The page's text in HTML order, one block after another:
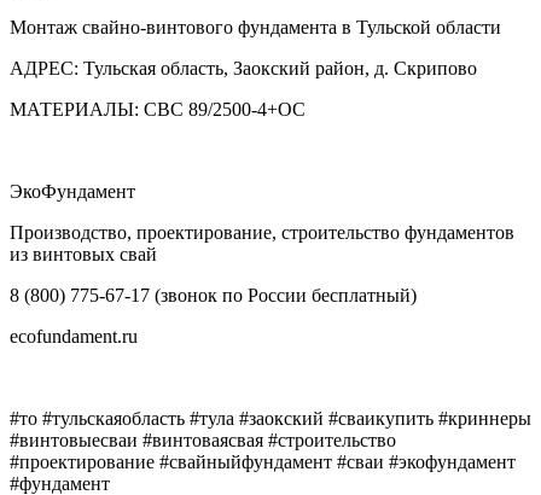
Монтаж свайно-винтового фундамента в Тульской области
АДРЕС: Тульская область, Заокский район, д. Скрипово
МАТЕРИАЛЫ: СВС 89/2500-4+ОС
ЭкоФундамент
Производство, проектирование, строительство фундаментов
из винтовых свай
8 (800) 775-67-17 (звонок по России бесплатный)
ecofundament.ru
#то #тульскаяобласть #тула #заокский #сваикупить #криннеры
#винтовыесваи #винтоваясвая #строительство
#проектирование #свайныйфундамент #сваи #экофундамент
#фундамент